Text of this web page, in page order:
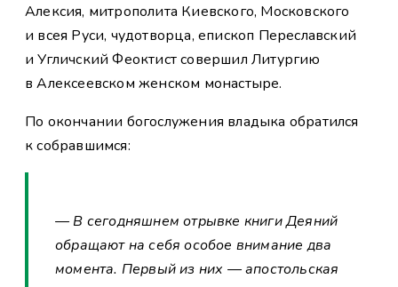
Алексия, митрополита Киевского, Московского
и всея Руси, чудотворца, епископ Переславский
и Угличский Феоктист совершил Литургию
в Алексеевском женском монастыре.
По окончании богослужения владыка обратился
к собравшимся:
— В сегодняшнем отрывке книги Деяний
обращают на себя особое внимание два
момента. Первый из них — апостольская